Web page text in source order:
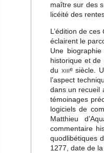
maître sur des
licéité des
L’édition de ces
éclairent le
Une
historique et
du xiiiesiècle.
l’aspect
dans un recueil
témoinages
logiciels de
Matthieu
commentaire
quodlibétiques
1277, date de